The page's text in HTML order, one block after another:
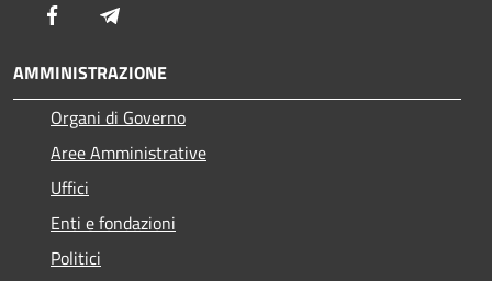
Facebook
AMMINISTRAZIONE
Organi di Governo
Aree Amministrative
Uffici
Enti e fondazioni
Politici